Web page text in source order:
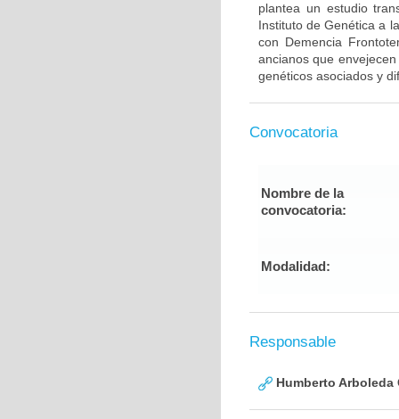
plantea un estudio
Instituto de Genética a
con Demencia
ancianos que
genéticos asociados y
Convocatoria
Nombre de la
convocatoria:
Modalidad:
Responsable
Humberto Arboleda